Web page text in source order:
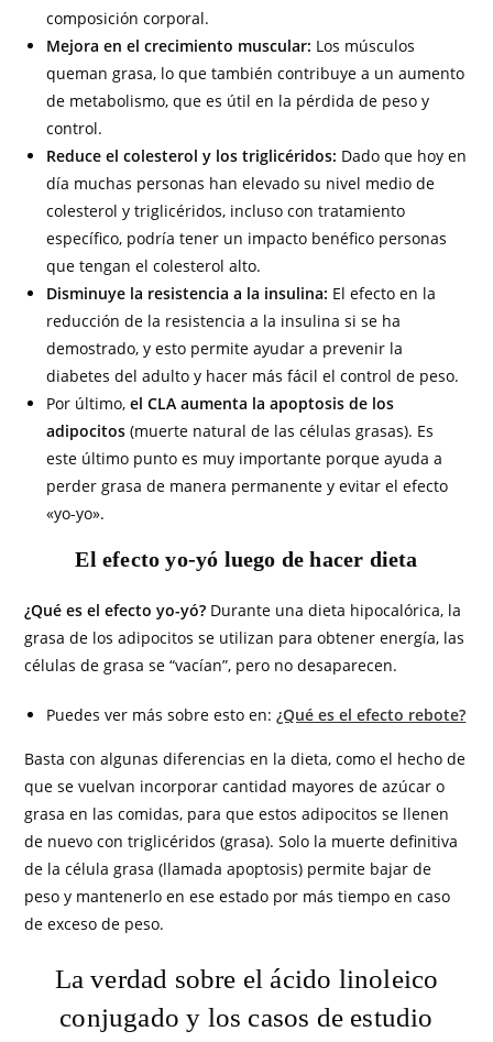
composición corporal.
Mejora en el crecimiento muscular: Los músculos
queman grasa, lo que también contribuye a un aumento
de metabolismo, que es útil en la pérdida de peso y
control.
Reduce el colesterol y los triglicéridos: Dado que hoy en
día muchas personas han elevado su nivel medio de
colesterol y triglicéridos, incluso con tratamiento
específico, podría tener un impacto benéfico personas
que tengan el colesterol alto.
Disminuye la resistencia a la insulina: El efecto en la
reducción de la resistencia a la insulina si se ha
demostrado, y esto permite ayudar a prevenir la
diabetes del adulto y hacer más fácil el control de peso.
Por último,el CLA aumenta la apoptosis de los
adipocitos (muerte natural de las células grasas). Es
este último punto es muy importante porque ayuda a
perder grasa de manera permanente y evitar el efecto
«yo-yo».
El efecto yo-yó luego de hacer dieta
¿Qué es el efecto yo-yó? Durante una dieta hipocalórica, la
grasa de los adipocitos se utilizan para obtener energía, las
células de grasa se “vacían”, pero no desaparecen.
Puedes ver más sobre esto en:¿Qué es el efecto rebote?
Basta con algunas diferencias en la dieta, como el hecho de
que se vuelvan incorporar cantidad mayores de azúcar o
grasa en las comidas, para que estos adipocitos se llenen
de nuevo con triglicéridos (grasa). Solo la muerte definitiva
de la célula grasa (llamada apoptosis) permite bajar de
peso y mantenerlo en ese estado por más tiempo en caso
de exceso de peso.
La verdad sobre el ácido linoleico
conjugado y los casos de estudio